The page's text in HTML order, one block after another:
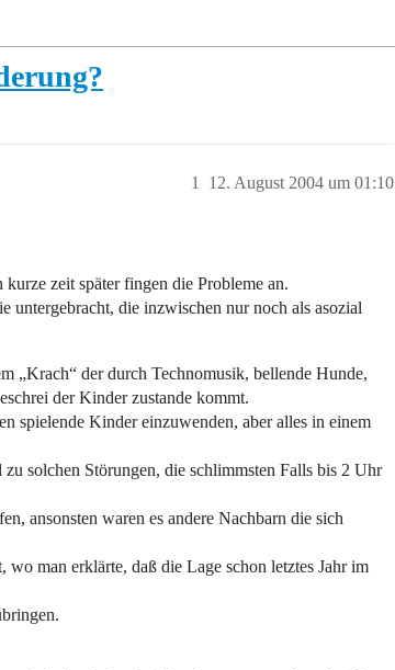
12. August 2004 um 01:10
1
zeit später fingen die Probleme an.
untergebracht, die inzwischen nur noch als asozial
„Krach“ der durch Technomusik, bellende Hunde,
der Kinder zustande kommt.
spielende Kinder einzuwenden, aber alles in einem
solchen Störungen, die schlimmsten Falls bis 2 Uhr
ansonsten waren es andere Nachbarn die sich
man erklärte, daß die Lage schon letztes Jahr im